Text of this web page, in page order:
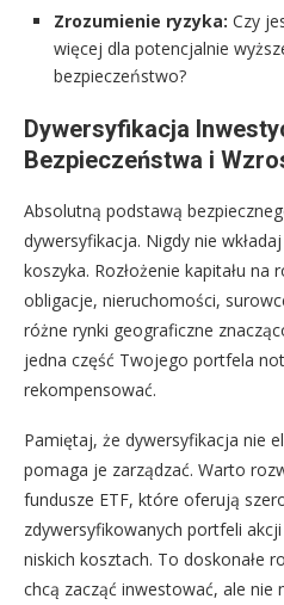
Zrozumienie ryzyka: Czy
więcej dla potencjalnie
bezpieczeństwo?
Dywersyfikacja
Bezpieczeństwa i
Absolutną podstawą
dywersyfikacja. Nigdy nie
koszyka. Rozłożenie kapitału
obligacje, nieruchomości,
różne rynki geograficzne
jedna część Twojego portfela
rekompensować.
Pamiętaj, że dywersyfikacja nie
pomaga je zarządzać. Warto
fundusze ETF, które oferują
zdywersyfikowanych portfeli
niskich kosztach. To doskonałe
chcą zacząć inwestować, ale nie